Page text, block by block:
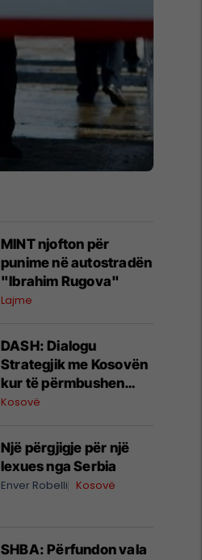
MINT njofton për
punime në autostradën
"Ibrahim Rugova"
Lajme
DASH: Dialogu
Strategjik me Kosovën
kur të përmbushen
kushtet dhe zotimet
Kosovë
Një përgjigje për një
lexues nga Serbia
Enver Robelli Kosovë
SHBA: Përfundon vala